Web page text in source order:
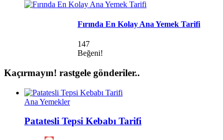
Fırında En Kolay Ana Yemek Tarifi
147
Beğeni!
Kaçırmayın! rastgele gönderiler..
Ana Yemekler
Patatesli Tepsi Kebabı Tarifi